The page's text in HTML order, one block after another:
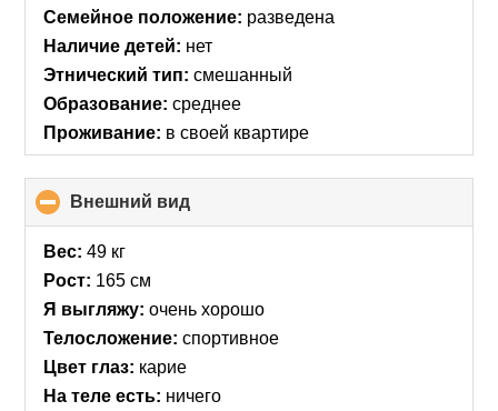
collapse
contents
Семейное положение: разведена
Наличие детей: нет
Этнический тип: смешанный
Образование: среднее
Проживание: в своей квартире
Внешний вид
to
Вес: 49 кг
Рост: 165 см
Я выгляжу: очень хорошо
Телосложение: спортивное
Цвет глаз: карие
На теле есть: ничего